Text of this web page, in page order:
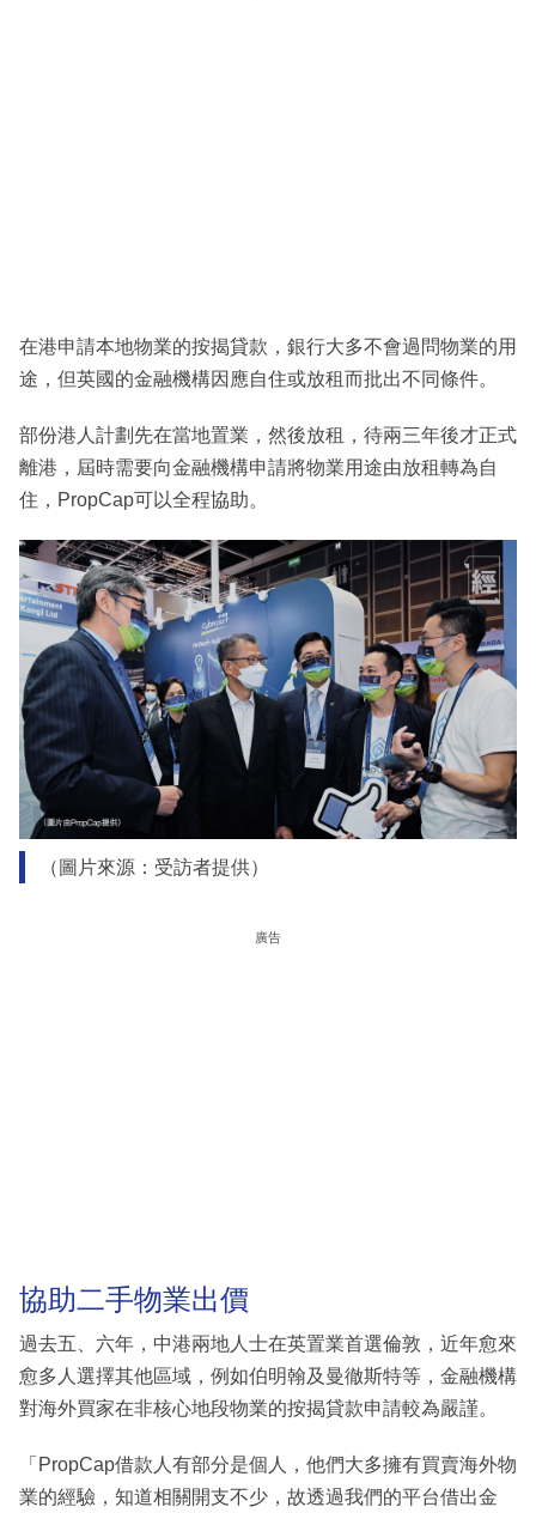
在港申請本地物業的按揭貸款，銀行大多不會過問物業的用
途，但英國的金融機構因應自住或放租而批出不同條件。
部份港人計劃先在當地置業，然後放租，待兩三年後才正式
離港，屆時需要向金融機構申請將物業用途由放租轉為自
住，PropCap可以全程協助。
（圖片來源：受訪者提供）
廣告
協助二手物業出價
過去五、六年，中港兩地人士在英置業首選倫敦，近年愈來
愈多人選擇其他區域，例如伯明翰及曼徹斯特等，金融機構
對海外買家在非核心地段物業的按揭貸款申請較為嚴謹。
「PropCap借款人有部分是個人，他們大多擁有買賣海外物
業的經驗，知道相關開支不少，故透過我們的平台借出金